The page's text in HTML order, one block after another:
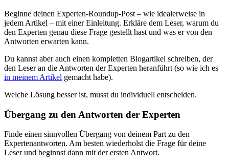
Beginne deinen Experten-Roundup-Post – wie idealerweise in
jedem Artikel – mit einer Einleitung. Erkläre dem Leser, warum du
den Experten genau diese Frage gestellt hast und was er von den
Antworten erwarten kann.
Du kannst aber auch einen kompletten Blogartikel schreiben, der
den Leser an die Antworten der Experten heranführt (so wie ich es
in meinem Artikel gemacht habe).
Welche Lösung besser ist, musst du individuell entscheiden.
Übergang zu den Antworten der Experten
Finde einen sinnvollen Übergang von deinem Part zu den
Expertenantworten. Am besten wiederholst die Frage für deine
Leser und beginnst dann mit der ersten Antwort.